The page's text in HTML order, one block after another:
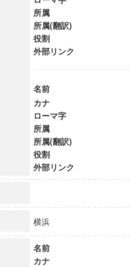
イエンス」
所属
所属(翻訳)
役割
外部リンク
名前
カナ
ローマ字
所属
所属(翻訳)
役割
外部リンク
横浜
名前
カナ